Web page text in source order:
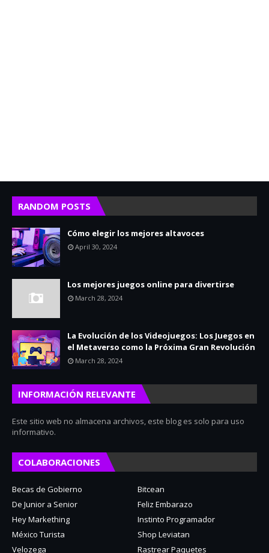
RANDOM POSTS
Cómo elegir los mejores altavoces
April 30, 2024
Los mejores juegos online para divertirse
March 28, 2024
La Evolución de los Videojuegos: Los Juegos en
el Metaverso como la Próxima Gran Revolución
March 28, 2024
INFORMACIÓN RELEVANTE
Este sitio web no almacena archivos, este blog es solo para uso
informativo.
COLABORACIONES
Becas de Gobierno
Bitcean
De Junior a Senior
Feliz Embarazo
Hey Markething
Instinto Programador
México Turista
Shop Leviatan
Velozega
Rastrear Paquetes